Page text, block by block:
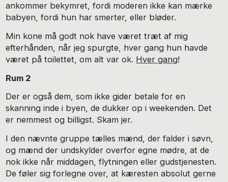
ankommer bekymret, fordi moderen ikke kan mærke
babyen, fordi hun har smerter, eller bløder.
Min kone må godt nok have været træt af mig
efterhånden, når jeg spurgte, hver gang hun havde
været på toilettet, om alt var ok. Hver gang!
Rum 2
Der er også dem, som ikke gider betale for en
skanning inde i byen, de dukker op i weekenden. Det
er nemmest og billigst. Skam jer.
I den nævnte gruppe tælles mænd, der falder i søvn,
og mænd der undskylder overfor egne mødre, at de
nok ikke når middagen, flytningen eller gudstjenesten.
De føler sig forlegne over, at kæresten absolut gerne